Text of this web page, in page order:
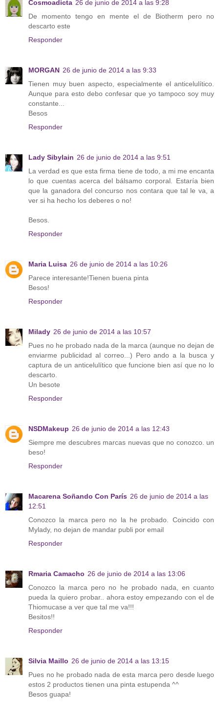
Cosmoadicta 26 de junio de 2014 a las 9:28
De momento tengo en mente el de Biotherm pero no
descarto este
Responder
MORGAN 26 de junio de 2014 a las 9:33
Tienen muy buen aspecto, especialmente el anticelulítico.
Aunque para esto debo confesar que yo tampoco soy muy
constante...
Besos
Responder
Lady Sibylain 26 de junio de 2014 a las 9:51
La verdad es que esta firma tiene de todo, a mi me encanta
lo que cuentas acerca del bálsamo corporal. Estaría bien
que la ganadora del concurso nos contara que tal le va, a
ver si ha hecho los deberes o no!
Besos.
Responder
Maria Luisa 26 de junio de 2014 a las 10:26
Parece interesante!Tienen buena pinta
Besos!
Responder
Milady 26 de junio de 2014 a las 10:57
Pues no he probado nada de la marca (aunque no dejan de
enviarme publicidad al correo...) Pero ando a la busca y
captura de un anticelulítico que funcione bien así que no lo
descarto.
Un besote
Responder
NSDMakeup 26 de junio de 2014 a las 12:43
Siempre me descubres marcas nuevas que no conozco. un
beso!
Responder
Macarena Soñando Con París 26 de junio de 2014 a las
12:51
Conozco la marca pero no la he probado. Coincido con
Mylady, no dejan de mandar publi por email
Responder
Rmaria Camacho 26 de junio de 2014 a las 13:06
Conozco la marca pero no he probado nada, en cuanto
pueda la quiero probar.. ahora estoy empezando con el de
Thiomucase a ver que tal me va!!!
Besitos!!
Responder
Silvia Maillo 26 de junio de 2014 a las 13:15
Pues no he probado nada de esta marca pero desde luego
estos 2 productos tienen una pinta estupenda ^^
Besos guapa!